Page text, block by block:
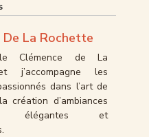
De La Rochette
Clémence de La
j’accompagne les
dans l’art de
création d’ambiances
élégantes et